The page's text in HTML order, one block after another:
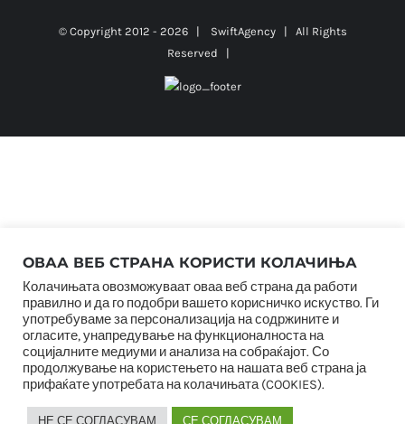
© Copyright 2012 - 2026 | SwiftAgency| All Rights
Reserved |
ОВАА ВЕБ СТРАНА КОРИСТИ КОЛАЧИЊА
Колачињата овозможуваат оваа веб страна да работи
правилно и да го подобри вашето корисничко искуство. Ги
употребуваме за персонализација на содржините и
огласите, унапредување на функционалноста на
социјалните медиуми и анализа на собраќајот. Со
продолжување на користењето на нашата веб страна ја
прифаќате употребата на колачињата (COOKIES).
НЕ СЕ СОГЛАСУВАМ СЕ СОГЛАСУВАМ